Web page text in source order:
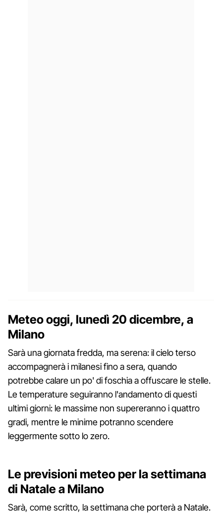
Meteo oggi, lunedì 20 dicembre, a
Milano
Sarà una giornata fredda, ma serena: il cielo terso
accompagnerà i milanesi fino a sera, quando
potrebbe calare un po' di foschia a offuscare le stelle.
Le temperature seguiranno l'andamento di questi
ultimi giorni: le massime non supereranno i quattro
gradi, mentre le minime potranno scendere
leggermente sotto lo zero.
Le previsioni meteo per la settimana
di Natale a Milano
Sarà, come scritto, la settimana che porterà a Natale.